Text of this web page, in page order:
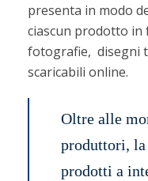
presenta in modo
ciascun prodotto in
fotografie, disegni
scaricabili online.
Oltre alle
produttori, la
prodotti a